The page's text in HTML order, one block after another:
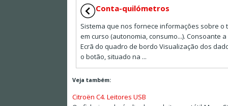
Conta-quilómetros
Sistema que nos fornece informações sobre o
em curso (autonomia, consumo...). Consoante
Ecrã do quadro de bordo Visualização dos
o botão, situado na ...
Veja também:
Citroën C4. Leitores USB